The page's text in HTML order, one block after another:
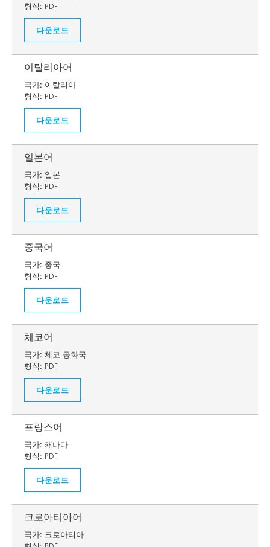
형식: PDF
다운로드
이탈리아어
국가: 이탈리아
형식: PDF
다운로드
일본어
국가: 일본
형식: PDF
다운로드
중국어
국가: 중국
형식: PDF
다운로드
체코어
국가: 체코 공화국
형식: PDF
다운로드
프랑스어
국가: 캐나다
형식: PDF
다운로드
크로아티아어
국가: 크로아티아